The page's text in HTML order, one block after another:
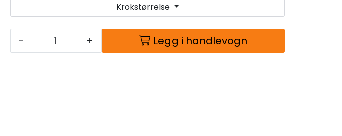
Krokstørrelse
- + Legg i handlevogn